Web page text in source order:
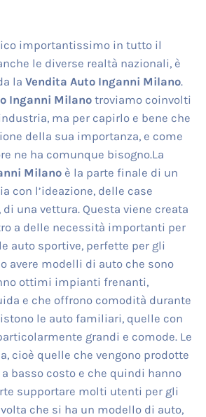
importantissimo in tutto il
le diverse realtà nazionali, è
la Vendita Auto Inganni Milano.
Inganni Milanotroviamo coinvolti
ma per capirlo e bene che
della sua importanza, e come
ne ha comunque bisogno.La
Milanoè la parte finale di un
con l’ideazione, delle case
una vettura. Questa viene creata
a delle necessità importanti per
auto sportive, perfette per gli
avere modelli di auto che sono
ottimi impianti frenanti,
e che offrono comodità durante
le auto familiari, quelle con
grandi e comode. Le
cioè quelle che vengono prodotte
basso costo e che quindi hanno
supportare molti utenti per gli
che si ha un modello di auto,